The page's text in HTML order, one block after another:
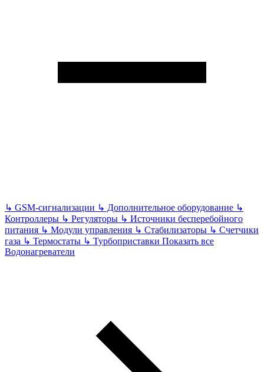
↳ GSM-сигнализации ↳ Дополнительное оборудование ↳
Контроллеры ↳ Регуляторы ↳ Источники бесперебойного
питания ↳ Модули управления ↳ Стабилизаторы ↳ Счетчики
газа ↳ Термостаты ↳ Турбоприставки Показать все
Водонагреватели